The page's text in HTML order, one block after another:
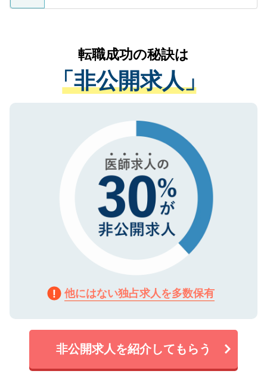
ているすべての個人データはご本人の許可
は、個人情報の取り扱いについての厳密な
管理基準を満たした事業者のみに付与され
る、プライバシーマークを取得済みです。
ご登録いただいた個人情報は、SSL（デー
で、機密保持に関してもご安心ください。
かがいして、現在の医療機関の状況や紹介
経験をまじえながら、適切なアドバイスを
させていただきます。すぐにご転職をされ
ない方には、長期的なサポートが可能です
ので、まずはご登録ください。
転職成功の秘訣は
「非公開求人」
他にはない独占求人を多数保有
非公開求人を紹介してもらう